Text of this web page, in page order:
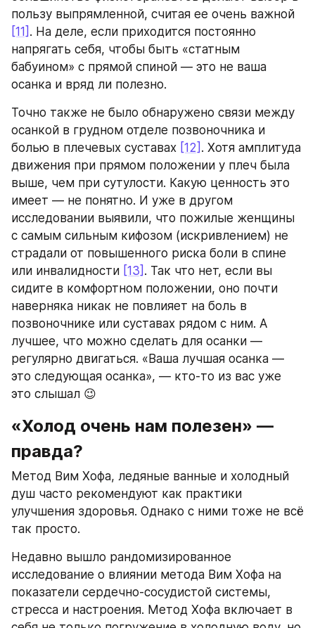
[11] . На деле, если приходится постоянно
напрягать себя, чтобы быть «статным
бабуином» с прямой спиной — это не ваша
осанка и вряд ли полезно.
Точно также не было обнаружено связи между
осанкой в грудном отделе позвоночника и
болью в плечевых суставах [12] . Хотя амплитуда
движения при прямом положении у плеч была
выше, чем при сутулости. Какую ценность это
имеет — не понятно. И уже в другом
исследовании выявили, что пожилые женщины
с самым сильным кифозом (искривлением) не
страдали от повышенного риска боли в спине
или инвалидности [13] . Так что нет, если вы
сидите в комфортном положении, оно почти
наверняка никак не повлияет на боль в
позвоночнике или суставах рядом с ним. А
лучшее, что можно сделать для осанки —
регулярно двигаться. «Ваша лучшая осанка —
это следующая осанка», — кто-то из вас уже
это слышал 😉
«Холод очень нам полезен» —
правда?
Метод Вим Хофа, ледяные ванные и холодный
душ часто рекомендуют как практики
улучшения здоровья. Однако с ними тоже не всё
так просто.
Недавно вышло рандомизированное
исследование о влиянии метода Вим Хофа на
показатели сердечно-сосудистой системы,
стресса и настроения. Метод Хофа включает в